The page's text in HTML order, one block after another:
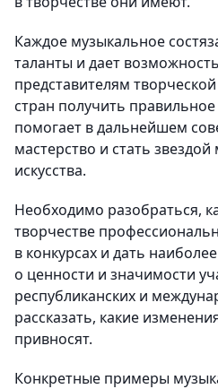
Каждое музыкальное
таланты и дает
представителям
стран получить
помогает в дальнейшем
мастерство и стать
искусства.
Необходимо разобраться,
творчестве
в конкурсах и дать
о ценности и значимости
республиканских и
рассказать, какие
привносят.
Конкретные примеры